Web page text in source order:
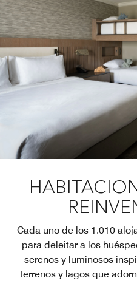
Cada uno de los 1.010
para deleitar a los
serenos y luminosos
terrenos y lagos que